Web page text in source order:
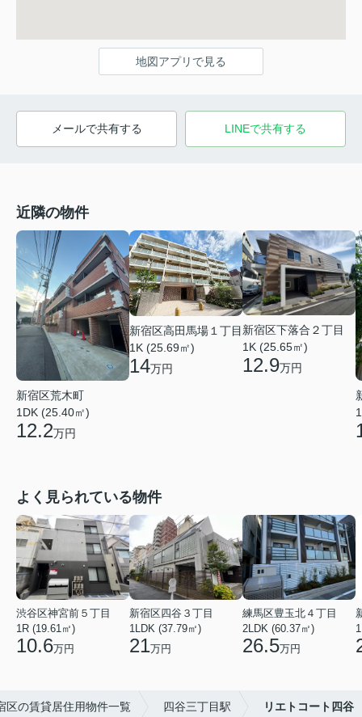
地図アプリで見る
メールで共有する LINEで共有する
近隣の物件
新宿区荒木町
1DK (25.40㎡)
12.2万円
新宿区高田馬場１丁目
1K (25.69㎡)
14万円
新宿区下落合２丁目
1K (25.65㎡)
12.9万円
よく見られている物件
渋谷区神宮前５丁目
1R (19.61㎡)
10.6万円
新宿区四谷３丁目
1LDK (37.79㎡)
21万円
練馬区豊玉北４丁目
2LDK (60.37㎡)
26.5万円
区の賃貸居住用物件一覧 四谷三丁目駅 リエトコート四谷